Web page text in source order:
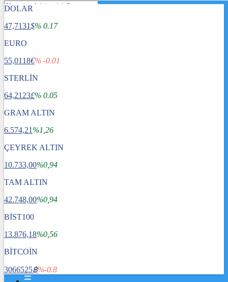
DOLAR
47,7131$% 0.17
EURO
55,0118€% -0.01
STERLİN
64,2123£% 0.05
GRAM ALTIN
6.574,21 %1,26
ÇEYREK ALTIN
10.733,00%0,94
TAM ALTIN
42.748,00%0,94
BİST100
13.876,18%0,56
BİTCOİN
3066525฿%-0.8
Dünya
Spor
Magazin
Teknoloji
Bafra Rehberi